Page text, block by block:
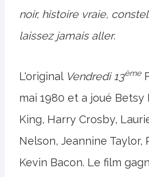
noir, histoire vraie,
laissez jamais aller.
L'original Vendredi 13ème
mai 1980 et a joué Betsy
King, Harry Crosby,
Nelson, Jeannine
Kevin Bacon. Le film